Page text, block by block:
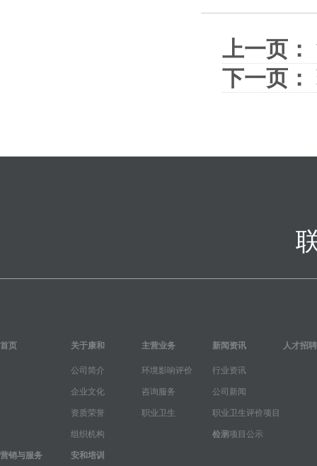
上一页：
下一页：
首页 关于康和
公司简介
企业文化
资质荣誉
组织机构
主营业务
环境影响评价
咨询服务
职业卫生
新闻资讯
行业资讯
公司新闻
职业卫生评价项目
公示
检测项目公示
人才招聘
营销与服务 安和培训